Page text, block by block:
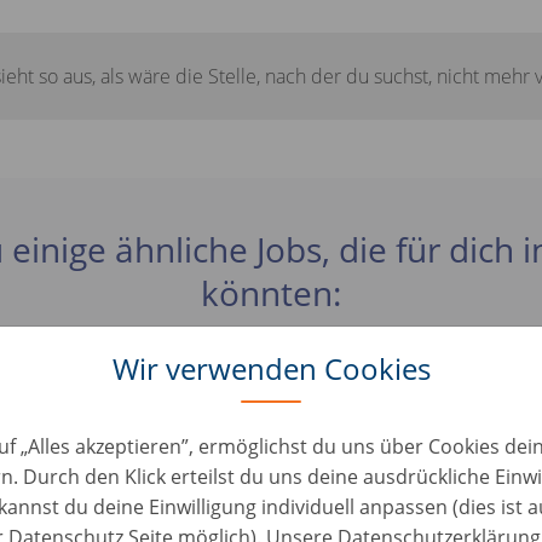
Wir verwenden Cookies
„Alles akzeptieren”, ermöglichst du uns über Cookies
Durch den Klick erteilst du uns deine ausdrückliche
du deine Einwilligung individuell anpassen (dies ist
so aus, als wäre die Stelle, nach der du suchst, nicht mehr
ähnliche Jobs, die für dich
könnten:
/ Logistikmitarbeiter mit KFZ
• Deutschland, Hemau
Assistant (f/m/x)